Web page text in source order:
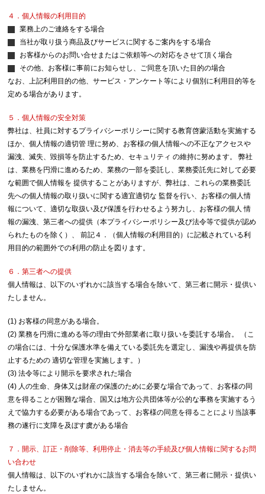
４．個人情報の利用目的
業務上のご連絡をする場合
当社が取り扱う商品及びサービスに関するご案内をする場合
お客様からのお問い合せまたはご依頼等への対応をさせて頂く場合
その他、お客様に事前にお知らせし、ご同意を頂いた目的の場合
なお、上記利用目的の他、サービス・アンケート等により個別に利用目的等を
定める場合があります。
５．個人情報の安全対策
弊社は、社員に対するプライバシーポリシーに関する教育啓蒙活動を実施する
ほか、個人情報の適切管 理に努め、お客様の個人情報への不正なアクセスや
漏洩、滅失、毀損等を防止するため、セキュリティ の維持に努めます。 弊社
は、業務を円滑に進めるため、業務の一部を委託し、業務委託先に対して必要
な範囲で個人情報を 提供することがありますが、弊社は、これらの業務委託
先への個人情報の取り扱いに関する適宜適切な 監督を行い、お客様の個人情
報について、適切な取扱い及び保護を行わせるよう努力し、お客様の個人 情
報の漏洩、第三者への提供（本プライバシーポリシー及び法令等で提供が認め
られたものを除く）、 前記４．（個人情報の利用目的）に記載されている利
用目的の範囲外での利用の防止を図ります。
６．第三者への提供
個人情報は、以下のいずれかに該当する場合を除いて、第三者に開示・提供い
たしません。
(1) お客様の同意がある場合。
(2) 業務を円滑に進める等の理由で外部業者に取り扱いを委託する場合。 （こ
の場合には、十分な保護水準を備えている委託先を選定し、漏洩や再提供を防
止するための 適切な管理を実施します。）
(3) 法令等により開示を要求された場合
(4) 人の生命、身体又は財産の保護のために必要な場合であって、お客様の同
意を得ることが困難な場合、国又は地方公共団体等が公的な事務を実施するう
えで協力する必要がある場合であって、お客様の同意を得ることにより当該事
務の遂行に支障を及ぼす虞がある場合
７．開示、訂正・削除等、利用停止・消去等の手続及び個人情報に関するお問
い合わせ
個人情報は、以下のいずれかに該当する場合を除いて、第三者に開示・提供い
たしません。